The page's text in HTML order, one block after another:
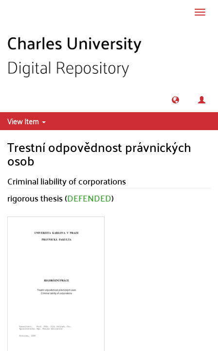
View Item
Trestní odpovědnost právnických
osob
Criminal liability of corporations
rigorous thesis (DEFENDED)